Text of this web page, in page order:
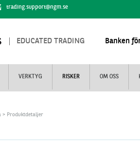
trading.support@ngm.se
EDUCATED TRADING Banken
VERKTYG RISKER OM OSS
> Produktdetaljer